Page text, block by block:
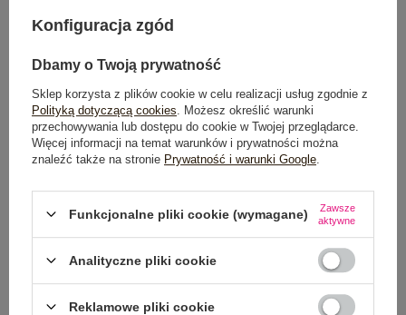
OPIS PRODUKTU
GŁÓWNE PARAMETRY
OPINIE O PRODUKCIE (0)
WYSYŁKA I DOSTAWA
ZWROTY I REKLAMACJE
OSTATNIO OGLĄDANE
Zobacz wszystko
Konfiguracja zgód
Dbamy o Twoją prywatność
Sklep korzysta z plików cookie w celu realizacji usług zgodnie z
Polityką dotyczącą cookies . Możesz określić warunki
przechowywania lub dostępu do cookie w Twojej przeglądarce.
Więcej informacji na temat warunków i prywatności można
znaleźć także na stronie Prywatność i warunki Google
Funkcjonalne pliki cookie (wymagane)
Zawsze
aktywne
Analityczne pliki cookie
Reklamowe pliki cookie